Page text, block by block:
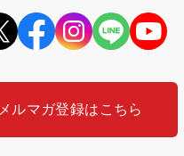
メルマガ登録はこちら